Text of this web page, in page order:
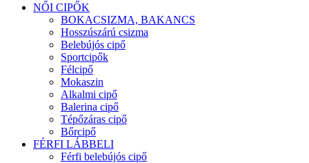
NŐI CIPŐK
BOKACSIZMA, BAKANCS
Hosszúszárú csizma
Belebújós cipő
Sportcipők
Félcipő
Mokaszin
Alkalmi cipő
Balerina cipő
Tépőzáras cipő
Bőrcipő
FÉRFI LÁBBELI
Férfi belebújós cipő